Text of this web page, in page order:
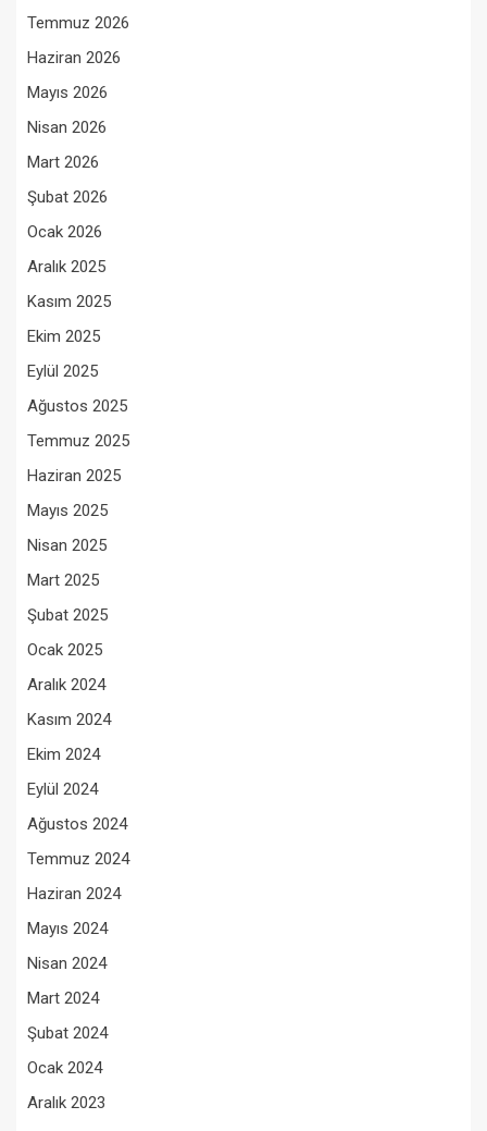
Temmuz 2026
Haziran 2026
Mayıs 2026
Nisan 2026
Mart 2026
Şubat 2026
Ocak 2026
Aralık 2025
Kasım 2025
Ekim 2025
Eylül 2025
Ağustos 2025
Temmuz 2025
Haziran 2025
Mayıs 2025
Nisan 2025
Mart 2025
Şubat 2025
Ocak 2025
Aralık 2024
Kasım 2024
Ekim 2024
Eylül 2024
Ağustos 2024
Temmuz 2024
Haziran 2024
Mayıs 2024
Nisan 2024
Mart 2024
Şubat 2024
Ocak 2024
Aralık 2023